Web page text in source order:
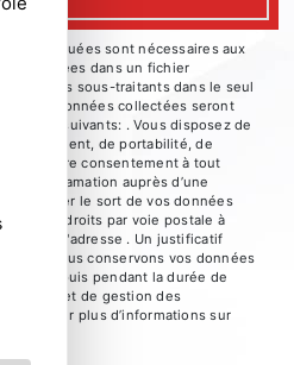
sont nécessaires aux
dans un fichier
à et ses sous-traitants dans le seul
Les données collectées seront
suivants: . Vous disposez de
d’effacement, de portabilité, de
de votre consentement à tout
une réclamation auprès d’une
le sort de vos données
ces droits par voie postale à
à l'adresse . Un justificatif
Nous conservons vos données
contact puis pendant la durée de
et de gestion des
pour plus d’informations sur